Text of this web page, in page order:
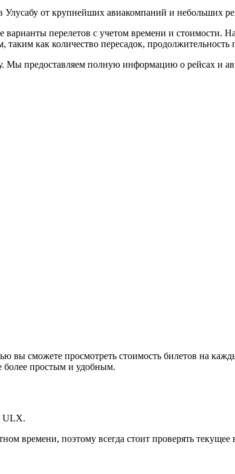
от крупнейших авиакомпаний и небольших
перелетов с учетом времени и стоимости.
как количество пересадок, продолжительность
Мы предоставляем полную информацию о рейсах и
вы сможете просмотреть стоимость билетов на
более простым и удобным.
ULX.
времени, поэтому всегда стоит проверять текущее